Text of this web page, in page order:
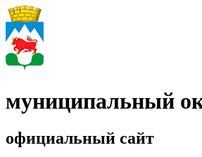
муниципальный
официальный сайт